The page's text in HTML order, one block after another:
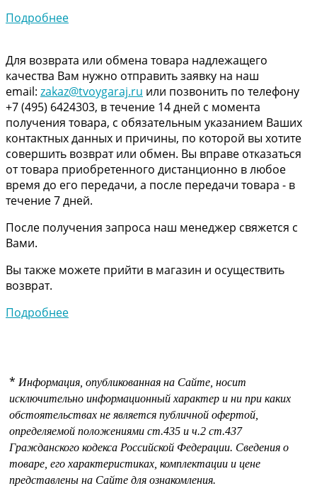
Подробнее
Для возврата или обмена товара надлежащего
качества Вам нужно отправить заявку на наш
email: zakaz@tvoygaraj.ru или позвонить по телефону
+7 (495) 6424303, в течение 14 дней с момента
получения товара, с обязательным указанием Ваших
контактных данных и причины, по которой вы хотите
совершить возврат или обмен. Вы вправе отказаться
от товара приобретенного дистанционно в любое
время до его передачи, а после передачи товара - в
течение 7 дней.
После получения запроса наш менеджер свяжется с
Вами.
Вы также можете прийти в магазин и осуществить
возврат.
Подробнее
* Информация, опубликованная на Сайте, носит
исключительно информационный характер и ни при каких
обстоятельствах не является публичной офертой,
определяемой положениями ст.435 и ч.2 ст.437
Гражданского кодекса Российской Федерации. Сведения о
товаре, его характеристиках, комплектации и цене
представлены на Сайте для ознакомления.